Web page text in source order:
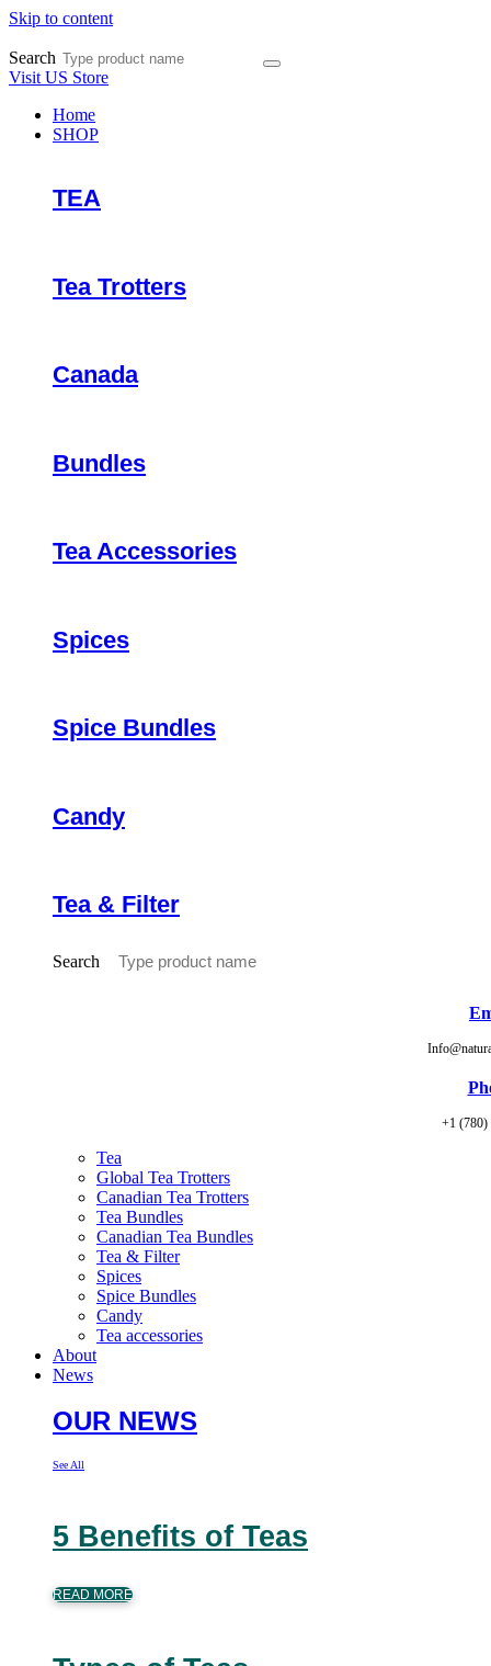
Skip to content
Search
Visit US Store
Home
SHOP
TEA
Tea Trotters
Canada
Bundles
Tea Accessories
Spices
Spice Bundles
Candy
Tea & Filter
Search
+1 (780)
Tea
Global Tea Trotters
Canadian Tea Trotters
Tea Bundles
Canadian Tea Bundles
Tea & Filter
Spices
Spice Bundles
Candy
Tea accessories
About
News
OUR NEWS
See All
5 Benefits of Teas
READ MORE